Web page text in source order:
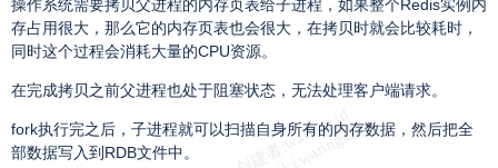
操作系统需要拷贝父进程的内存页表给子进程，如果整个Redis实例内
存占用很大，那么它的内存页表也会很大，在拷贝时就会比较耗时，
同时这个过程会消耗大量的CPU资源。
在完成拷贝之前父进程也处于阻塞状态，无法处理客户端请求。
fork执行完之后，子进程就可以扫描自身所有的内存数据，然后把全
部数据写入到RDB文件中。